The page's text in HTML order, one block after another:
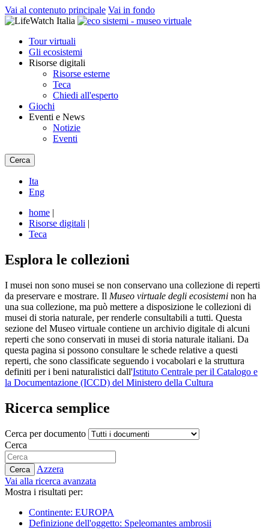
Vai al contenuto principale Vai in fondo
Tour virtuali
Gli ecosistemi
Risorse digitali
Risorse esterne
Teca
Chiedi all'esperto
Giochi
Eventi e News
Notizie
Eventi
Cerca
Ita
Eng
home |
Risorse digitali |
Teca
Esplora le collezioni
I musei non sono musei se non conservano una collezione di reperti
da preservare e mostrare. Il Museo virtuale degli ecosistemi non ha
una sua collezione, ma può mettere a disposizione le collezioni di
musei di storia naturale, per renderle consultabili a tutti. Questa
sezione del Museo virtuale contiene un archivio digitale di alcuni
reperti che sono conservati in musei di storia naturale italiani. Da
questa pagina si possono consultare le schede relative a questi
reperti, che sono classificate seguendo i vocabolari e la struttura
definiti per i beni naturalistici dall'Istituto Centrale per il Catalogo e
la Documentazione (ICCD) del Ministero della Cultura
Ricerca semplice
Cerca per documento
Cerca
Cerca
Azzera
Vai alla ricerca avanzata
Mostra i risultati per:
Continente: EUROPA
Definizione dell'oggetto: Speleomantes ambrosii